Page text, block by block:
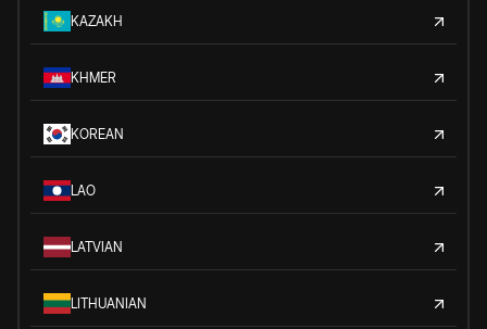
KAZAKH
KHMER
KOREAN
LAO
LATVIAN
LITHUANIAN